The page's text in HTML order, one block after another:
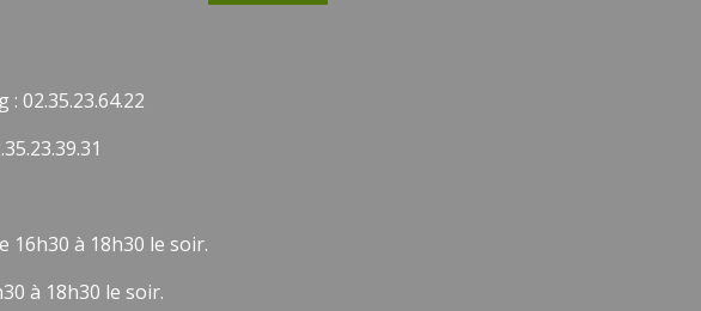
02.35.23.64.22
16h30 à 18h30 le soir.
à 18h30 le soir.